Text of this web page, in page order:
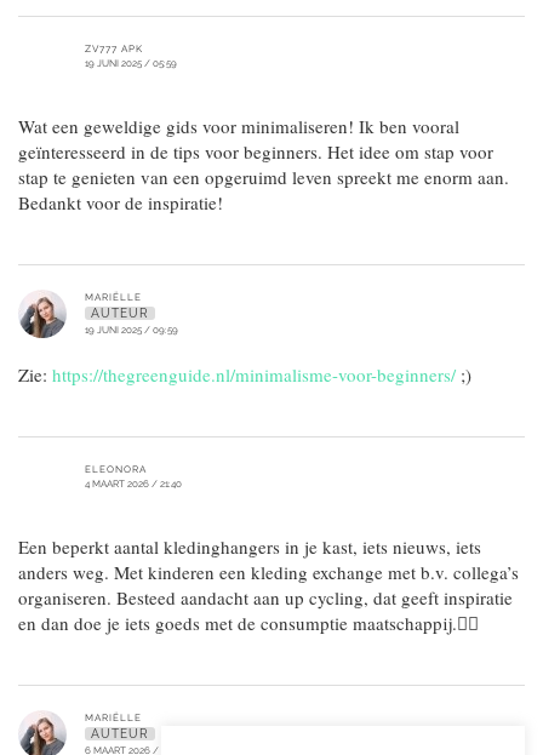
ZV777 APK
19 JUNI 2025 / 05:59
Wat een geweldige gids voor minimaliseren! Ik ben vooral
geïnteresseerd in de tips voor beginners. Het idee om stap voor
stap te genieten van een opgeruimd leven spreekt me enorm aan.
Bedankt voor de inspiratie!
MARIËLLE
AUTEUR
19 JUNI 2025 / 09:59
Zie: https://thegreenguide.nl/minimalisme-voor-beginners/ ;)
ELEONORA
4 MAART 2026 / 21:40
Een beperkt aantal kledinghangers in je kast, iets nieuws, iets
anders weg. Met kinderen een kleding exchange met b.v. collega’s
organiseren. Besteed aandacht aan up cycling, dat geeft inspiratie
en dan doe je iets goeds met de consumptie maatschappij.👍🏼
MARIËLLE
AUTEUR
6 MAART 2026 / 15:05